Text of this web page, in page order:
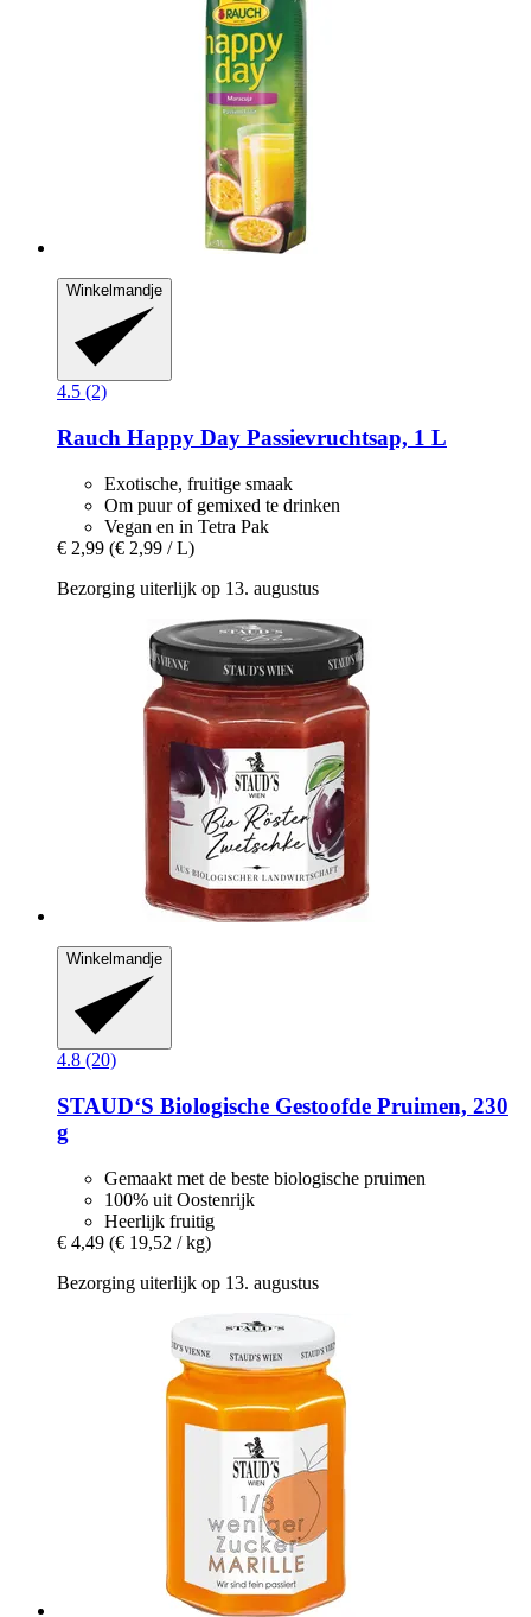
Winkelmandje
4.5 (2)
Rauch Happy Day Passievruchtsap, 1 L
Exotische, fruitige smaak
Om puur of gemixed te drinken
Vegan en in Tetra Pak
€ 2,99 (€ 2,99 / L)
Bezorging uiterlijk op 13. augustus
Winkelmandje
4.8 (20)
STAUD‘S Biologische Gestoofde Pruimen, 230
g
Gemaakt met de beste biologische pruimen
100% uit Oostenrijk
Heerlijk fruitig
€ 4,49 (€ 19,52 / kg)
Bezorging uiterlijk op 13. augustus